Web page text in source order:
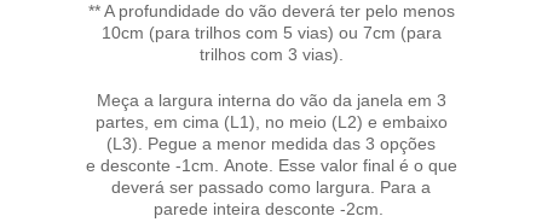
** A profundidade do vão deverá ter pelo menos
10cm (para trilhos com 5 vias) ou 7cm (para
trilhos com 3 vias).
Meça a largura interna do vão da janela em 3
partes, em cima (L1), no meio (L2) e embaixo
(L3). Pegue a menor medida das 3 opções
e desconte -1cm. Anote. Esse valor final é o que
deverá ser passado como largura. Para a
parede inteira desconte -2cm.